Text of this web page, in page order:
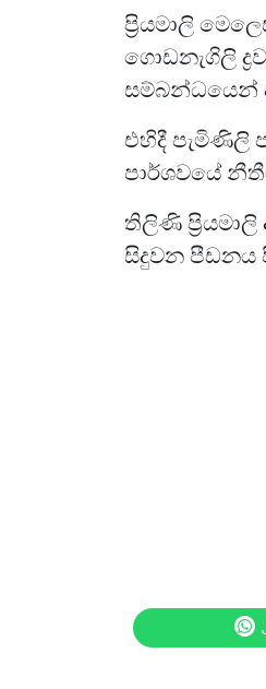
ප්‍රියමාලි
ගොඩනැගිලි
සම්බන්ධයෙන්
එහිදී පැමිණිලි
පාර්ශවයේ
තිලිණි
සිදුවන පීඩනය